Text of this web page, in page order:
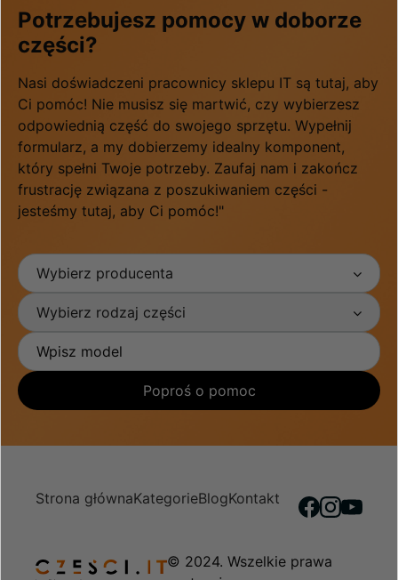
Potrzebujesz pomocy w doborze
części?
Nasi doświadczeni pracownicy sklepu IT są tutaj, aby
Ci pomóc! Nie musisz się martwić, czy wybierzesz
odpowiednią część do swojego sprzętu. Wypełnij
formularz, a my dobierzemy idealny komponent,
który spełni Twoje potrzeby. Zaufaj nam i zakończ
frustrację związana z poszukiwaniem części -
jesteśmy tutaj, aby Ci pomóc!"
Wybierz producenta
Wybierz rodzaj części
Poproś o pomoc
Strona głównaKategorieBlogKontakt
© 2024. Wszelkie prawa